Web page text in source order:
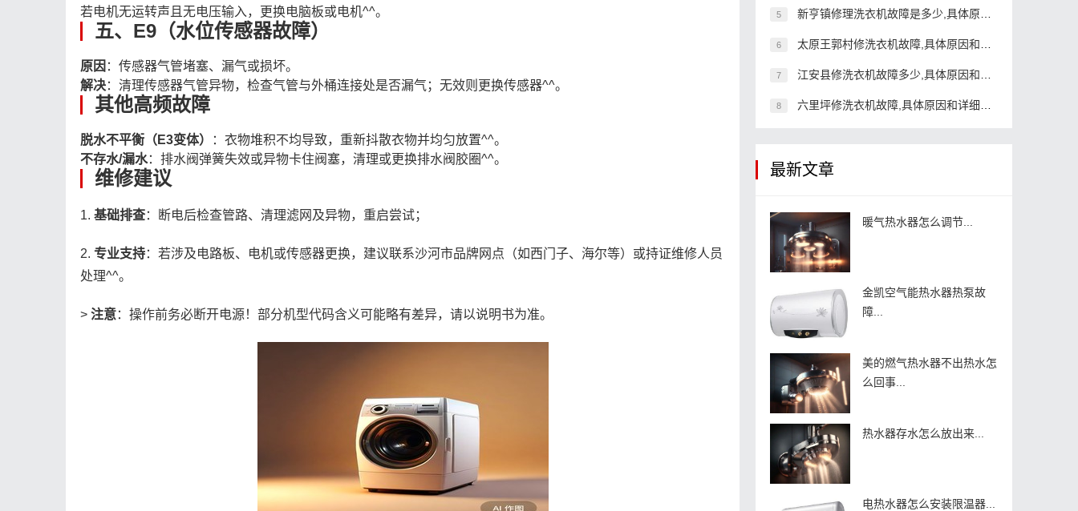
若电机无运转声且无电压输入，更换电脑板或电机^^。
五、E9（水位传感器故障）
原因 ：传感器气管堵塞、漏气或损坏。
解决：清理传感器气管异物，检查气管与外桶连接处是否漏气；无效则更换传感器^^。
其他高频故障
脱水不平衡（E3变体）
：衣物堆积不均导致，重新抖散衣物并均匀放置^^。
不存水/漏水：排水阀弹簧失效或异物卡住阀塞，清理或更换排水阀胶圈^^。
维修建议
1. 基础排查：断电后检查管路、清理滤网及异物，重启尝试；
2. 专业支持：若涉及电路板、电机或传感器更换，建议联系沙河市品牌网点（如西门子、海尔等）或持证维修人员
处理^^。
> 注意：操作前务必断开电源！部分机型代码含义可能略有差异，请以说明书为准。
5 新亨镇修理洗衣机故障是多少,具体原因和详细解决方法
6 太原王郭村修洗衣机故障,具体原因和详细解决方法
7 江安县修洗衣机故障多少,具体原因和详细解决方法
8 六里坪修洗衣机故障,具体原因和详细解决方法
最新文章
暖气热水器怎么调节...
金凯空气能热水器热泵故
障...
美的燃气热水器不出热水怎
么回事...
热水器存水怎么放出来...
电热水器怎么安装限温器...